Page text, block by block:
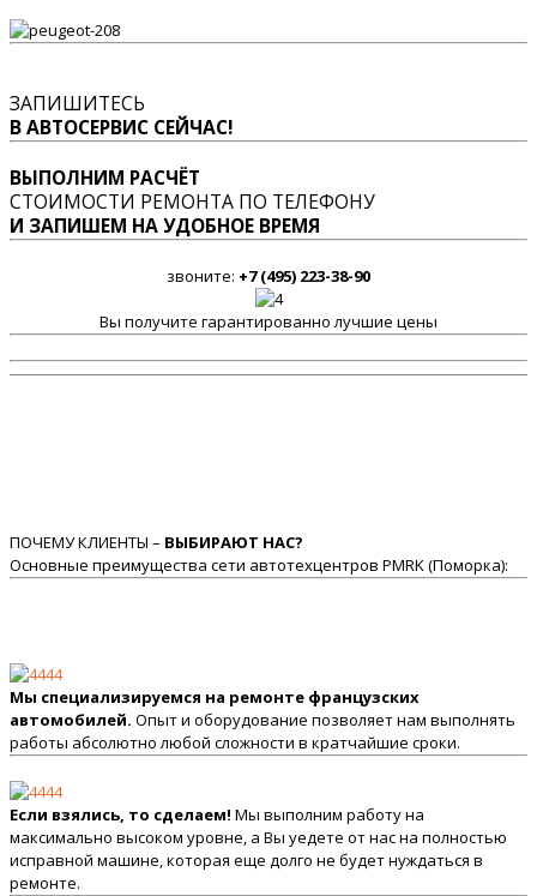
ЗАПИШИТЕСЬ
В АВТОСЕРВИС СЕЙЧАС!
ВЫПОЛНИМ РАСЧЁТ
СТОИМОСТИ РЕМОНТА ПО ТЕЛЕФОНУ
И ЗАПИШЕМ НА УДОБНОЕ ВРЕМЯ
звоните: +7 (495) 223-38-90
Вы получите гарантированно лучшие цены
ПОЧЕМУ КЛИЕНТЫ – ВЫБИРАЮТ НАС?
Основные преимущества сети автотехцентров PMRK (Поморка):
Мы специализируемся на ремонте французских
автомобилей. Опыт и оборудование позволяет нам выполнять
работы абсолютно любой сложности в кратчайшие сроки.
Если взялись, то сделаем! Мы выполним работу на
максимально высоком уровне, а Вы уедете от нас на полностью
исправной машине, которая еще долго не будет нуждаться в
ремонте.